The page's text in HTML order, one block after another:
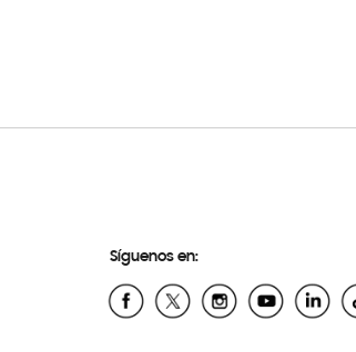
Síguenos en: